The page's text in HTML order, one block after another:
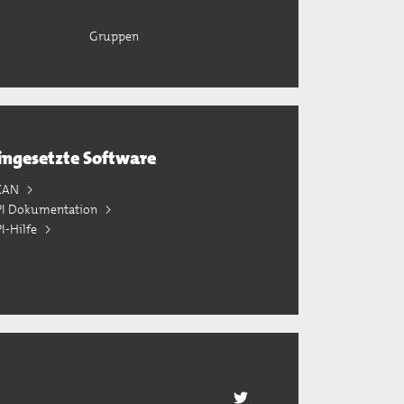
Gruppen
Software
Dokumentation
Hilfe